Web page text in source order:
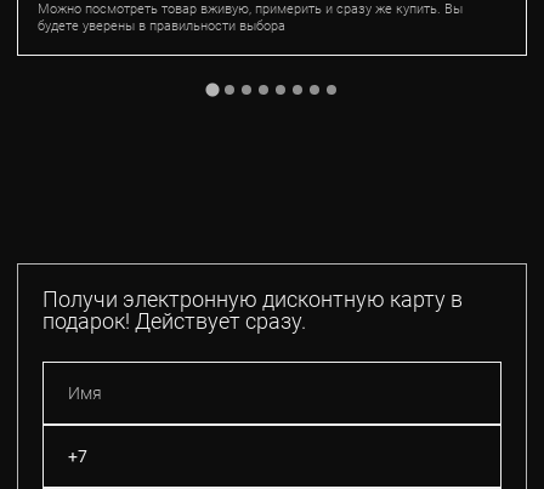
Можно посмотреть товар вживую, примерить и сразу же купить. Вы
будете уверены в правильности выбора
Получи электронную дисконтную карту в
подарок! Действует сразу.